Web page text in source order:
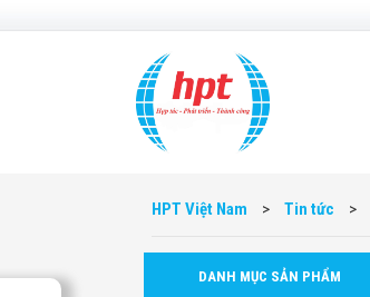
HPT Việt Nam > Tin tức >
DANH MỤC SẢN PHẨM